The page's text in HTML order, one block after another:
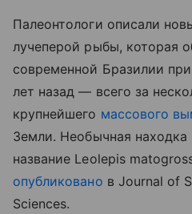
Палеонтологи описали
лучеперой рыбы, которая
современной Бразилии
лет назад — всего за
крупнейшего массового
Земли. Необычная находка
название Leolepis
опубликовано в Journal of
Sciences.